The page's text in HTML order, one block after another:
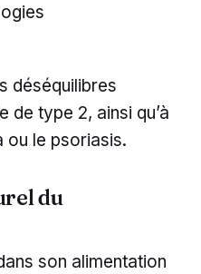
déséquilibres
de type 2, ainsi qu’à
ou le psoriasis.
du
son alimentation